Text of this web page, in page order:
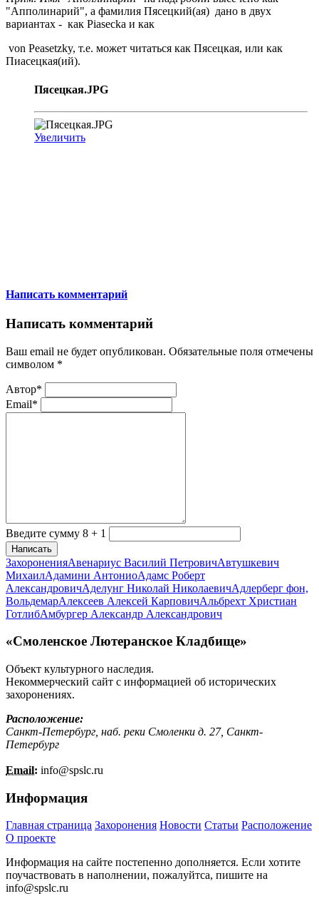
"Апполинарий", а фамилия Пясецкий(ая) дано в двух
вариантах - как Piasecka и как
von Peasetzky, т.е. может читаться как Пясецкая, или как
Пиасецкая(ий).
Пясецкая.JPG
Увеличить
Написать комментарий
Написать комментарий
Ваш email не будет опубликован. Обязательные поля отмечены
символом *
Автор*
Email*
Введите сумму 8 + 1
Написать
ЗахороненияАвенариус Василий ПетровичАвтушкевич
МихаилАдамини АнтониоАдамс Роберт
АлександровичАделунг Николай НиколаевичАдлерберг фон,
ВольдемарАлексеев Алексей КарповичАльбрехт Христиан
ГотлибАмбургер Александр Александрович
«Смоленское Лютеранское Кладбище»
Объект культурного наследия.
Некоммерческий сайт с информацией об исторических
захоронениях.
Расположение:
Санкт-Петербург, наб. реки Смоленки д. 27, Санкт-
Петербург
Email: info@spslc.ru
Информация
Главная страница Захоронения Новости Статьи Расположение
О проекте
Информация на сайте постепенно дополняется. Если хотите
поучаствовать в наполнении, пожалуйтса, пишите на
info@spslc.ru